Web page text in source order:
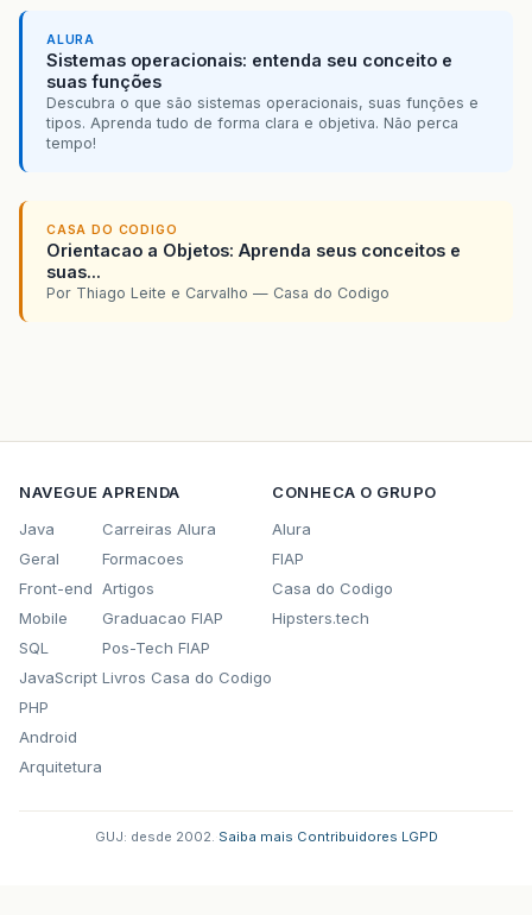
ALURA
Sistemas operacionais: entenda seu conceito e
suas funções
Descubra o que são sistemas operacionais, suas funções e
tipos. Aprenda tudo de forma clara e objetiva. Não perca
tempo!
CASA DO CODIGO
Orientacao a Objetos: Aprenda seus conceitos e
suas...
Por Thiago Leite e Carvalho — Casa do Codigo
NAVEGUE
Java
Geral
Front-end
Mobile
SQL
JavaScript
PHP
Android
Arquitetura
APRENDA
Carreiras Alura
Formacoes
Artigos
Graduacao FIAP
Pos-Tech FIAP
Livros Casa do Codigo
CONHECA O GRUPO
Alura
FIAP
Casa do Codigo
Hipsters.tech
GUJ: desde 2002. Saiba mais Contribuidores LGPD